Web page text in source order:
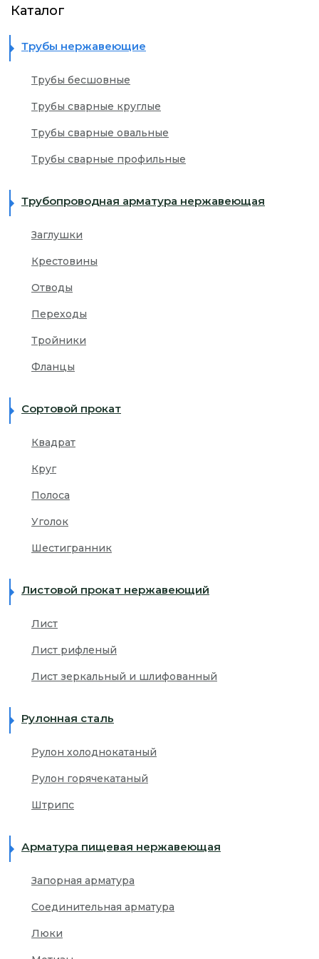
КОМПЛЕКСНОЕ СНАБЖЕНИЕ ПРОИЗВОДСТВА
Каталог
Трубы нержавеющие
Трубы бесшовные
Трубы сварные круглые
Трубы сварные овальные
Трубы сварные профильные
Трубопроводная арматура нержавеющая
Заглушки
Крестовины
Отводы
Переходы
Тройники
Фланцы
Сортовой прокат
Квадрат
Круг
Полоса
Уголок
Шестигранник
Листовой прокат нержавеющий
Лист
Лист рифленый
Лист зеркальный и шлифованный
Рулонная сталь
Рулон холоднокатаный
Рулон горячекатаный
Штрипс
Арматура пищевая нержавеющая
Запорная арматура
Соединительная арматура
Люки